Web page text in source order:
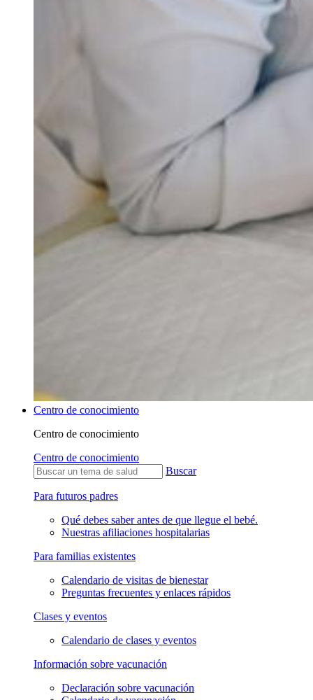
Centro de conocimiento
Centro de conocimiento
Centro de conocimiento
Buscar
Para futuros padres
Qué debes saber antes de que llegue el bebé.
Nuestras afiliaciones hospitalarias
Para familias existentes
Calendario de visitas de bienestar
Preguntas frecuentes y enlaces rápidos
Clases y eventos
Calendario de clases y eventos
Información sobre vacunación
Declaración sobre vacunación